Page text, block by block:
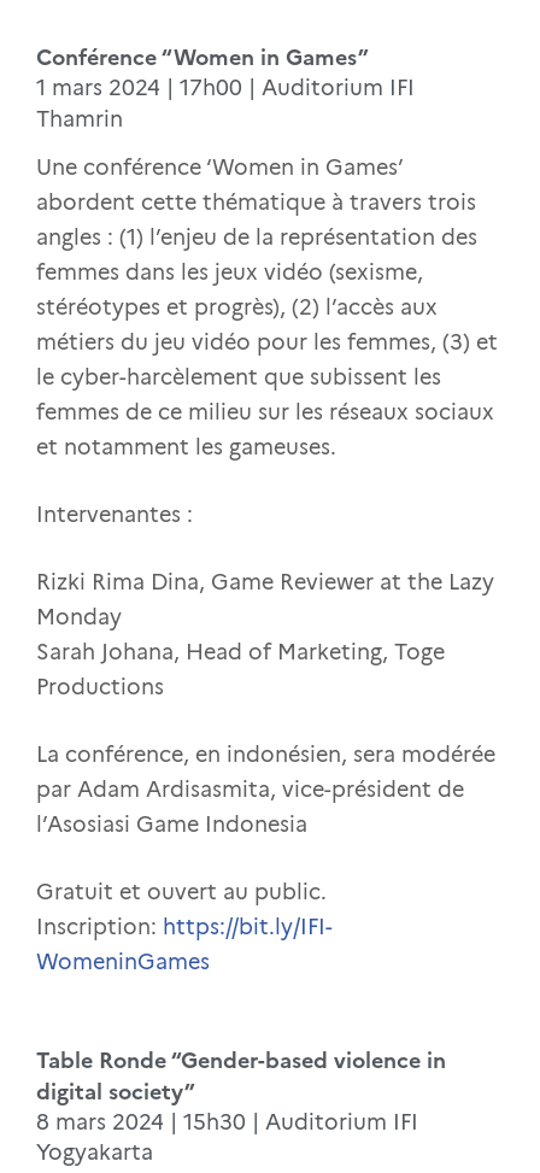
Conférence “Women in Games”
1 mars 2024 | 17h00 | Auditorium IFI
Thamrin
Une conférence ‘Women in Games’
abordent cette thématique à travers trois
angles : (1) l’enjeu de la représentation des
femmes dans les jeux vidéo (sexisme,
stéréotypes et progrès), (2) l’accès aux
métiers du jeu vidéo pour les femmes, (3) et
le cyber-harcèlement que subissent les
femmes de ce milieu sur les réseaux sociaux
et notamment les gameuses.
Intervenantes :
Rizki Rima Dina, Game Reviewer at the Lazy
Monday
Sarah Johana, Head of Marketing, Toge
Productions
La conférence, en indonésien, sera modérée
par Adam Ardisasmita, vice-président de
l’Asosiasi Game Indonesia
Gratuit et ouvert au public.
Inscription: https://bit.ly/IFI-
WomeninGames
Table Ronde “Gender-based violence in
digital society”
8 mars 2024 | 15h30 | Auditorium IFI
Yogyakarta